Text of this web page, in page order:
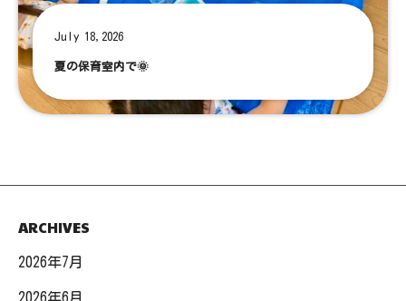
July 18,2026
夏の保育室内で🌞
ARCHIVES
2026年7月
2026年6月